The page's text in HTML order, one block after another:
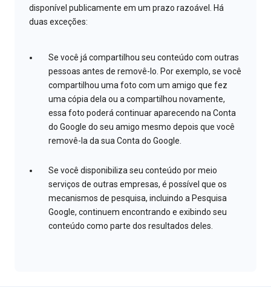
disponível publicamente em um prazo razoável. Há
duas exceções:
Se você já compartilhou seu conteúdo com outras
pessoas antes de removê-lo. Por exemplo, se você
compartilhou uma foto com um amigo que fez
uma cópia dela ou a compartilhou novamente,
essa foto poderá continuar aparecendo na Conta
do Google do seu amigo mesmo depois que você
removê-la da sua Conta do Google.
Se você disponibiliza seu conteúdo por meio
serviços de outras empresas, é possível que os
mecanismos de pesquisa, incluindo a Pesquisa
Google, continuem encontrando e exibindo seu
conteúdo como parte dos resultados deles.